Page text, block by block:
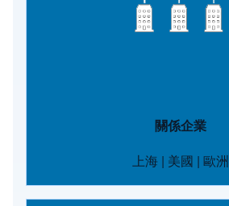
關係企業
上海 | 美國 | 歐洲